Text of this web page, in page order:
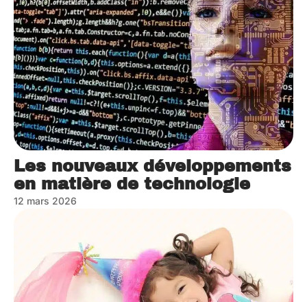
Les nouveaux développements
en matière de technologie
12 mars 2026